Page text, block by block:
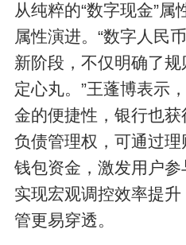
从纯粹的“数字现金”属
属性演进。“数字人民
新阶段，不仅明确了
定心丸。”王蓬博表示
金的便捷性，银行也
负债管理权，可通过
钱包资金，激发用户参
实现宏观调控效率提
管更易穿透。